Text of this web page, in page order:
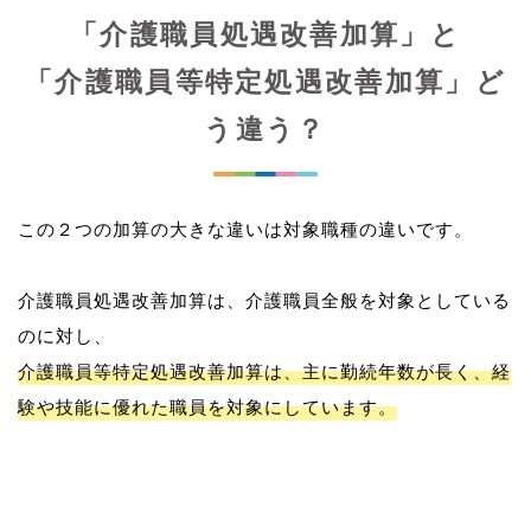
「介護職員処遇改善加算」と
「介護職員等特定処遇改善加算」ど
う違う？
この２つの加算の大きな違いは対象職種の違いです。
介護職員処遇改善加算は、介護職員全般を対象としている
介護職員等特定処遇改善加算は、主に勤続年数が長く、経
験や技能に優れた職員を対象にしています。